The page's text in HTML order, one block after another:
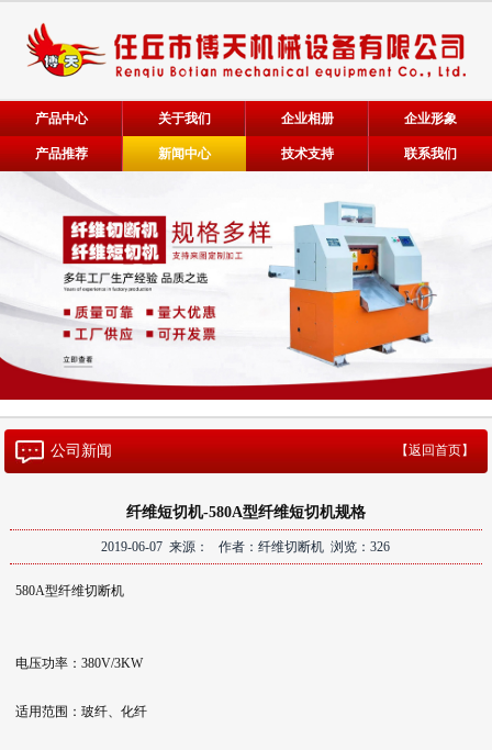
产品中心 关于我们 企业相册 企业形象
产品推荐 新闻中心 技术支持 联系我们
公司新闻 【返回首页】
纤维短切机-580A型纤维短切机规格
2019-06-07 来源： 作者：纤维切断机 浏览：326
580A型纤维切断机
电压功率：380V/3KW
适用范围：玻纤、化纤